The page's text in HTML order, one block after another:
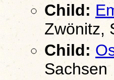
Child:
Zwönitz,
Child:
Sachsen